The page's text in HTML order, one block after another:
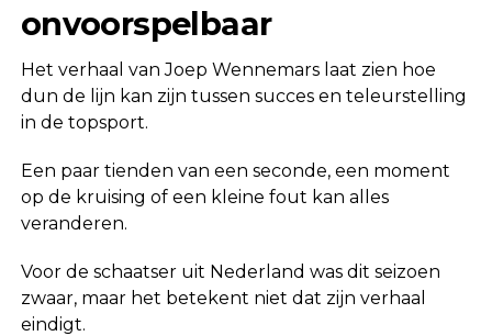
onvoorspelbaar
Het verhaal van Joep Wennemars laat zien hoe
dun de lijn kan zijn tussen succes en teleurstelling
in de topsport.
Een paar tienden van een seconde, een moment
op de kruising of een kleine fout kan alles
veranderen.
Voor de schaatser uit Nederland was dit seizoen
zwaar, maar het betekent niet dat zijn verhaal
eindigt.